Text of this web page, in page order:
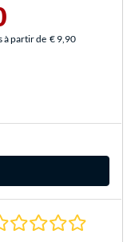
à partir de € 9,90